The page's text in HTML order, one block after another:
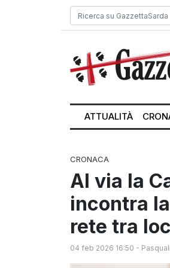
ATTUALITÀ
CRONACA
Al via la
incontra
rete tra
04 feb 2026 16:50 -